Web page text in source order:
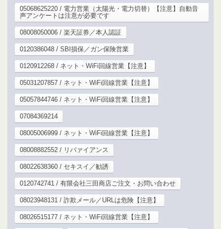
05068625220 / 電力営業（太陽光・電力切替）【注意】自動音
声アンケートは注意が必要です
08008050006 / 楽天証券／本人認証
0120386048 / SBI損保／ガン保険営業
0120912268 / ネット・WiFi回線営業【注意】
05031207857 / ネット・WiFi回線営業【注意】
05057844746 / ネット・WiFi回線営業【注意】
07084369214
08005006999 / ネット・WiFi回線営業【注意】
08008882552 / リバァイアンス
08022638360 / セキスイ／勧誘
0120742741 / 有限会社三田商店ご注文・お問い合わせ
08023948131 / 詐欺メール／URLは危険【注意】
08026515177 / ネット・WiFi回線営業【注意】